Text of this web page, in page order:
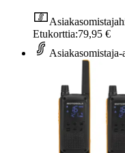
Etukorttia:79,95 €
Asiakasomistaja-